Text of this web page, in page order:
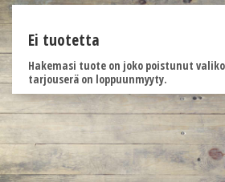
Ei tuotetta
Hakemasi tuote on joko poistunut
tarjouserä on loppuunmyyty.